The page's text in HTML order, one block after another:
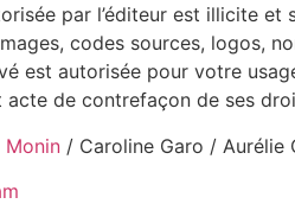
par l’éditeur est illicite
codes sources, logos,
est autorisée pour votre
de contrefaçon de ses
Monin / Caroline Garo / Aurélie